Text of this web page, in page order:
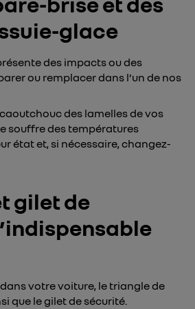
glace
des impacts ou des
ou remplacer dans l’un de nos
des lamelles de vos
souffre des températures
état et, si nécessaire, changez-
gilet de
votre voiture, le triangle de
que le gilet de sécurité.